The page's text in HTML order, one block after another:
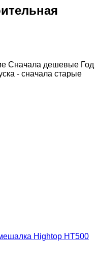
Сначала дешевые Год
- сначала старые
Hightop HT500